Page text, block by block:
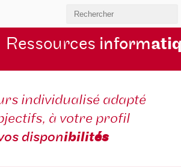
Ressources inform
individualisé adapté
à votre profil
disponibilités